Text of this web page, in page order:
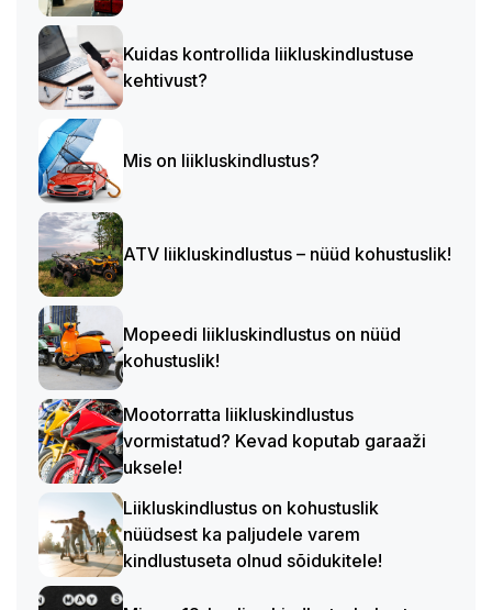
Kuidas kontrollida liikluskindlustuse
kehtivust?
Mis on liikluskindlustus?
ATV liikluskindlustus – nüüd kohustuslik!
Mopeedi liikluskindlustus on nüüd
kohustuslik!
Mootorratta liikluskindlustus
vormistatud? Kevad koputab garaaži
uksele!
Liikluskindlustus on kohustuslik
nüüdsest ka paljudele varem
kindlustuseta olnud sõidukitele!